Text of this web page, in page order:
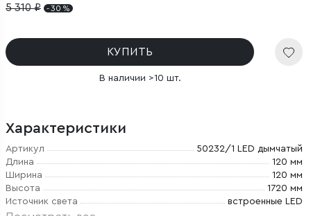
5 310₽ - 30 %
КУПИТЬ
В наличии >10 шт.
Характеристики
Артикул
50232/1 LED дымчатый
Длина
120 мм
Ширина
120 мм
Высота
1720 мм
Источник света
встроенные LED